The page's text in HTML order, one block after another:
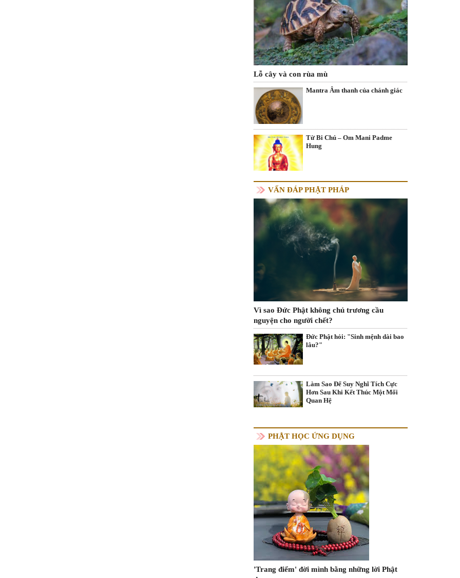
Lỗ cây và con rùa mù
Mantra Âm thanh của chánh giác
Từ Bi Chú – Om Mani Padme
Hung
VẤN ĐÁP PHẬT PHÁP
Vì sao Đức Phật không chủ trương cầu
nguyện cho người chết?
Đức Phật hỏi: "Sinh mệnh dài bao
lâu?"
Làm Sao Để Suy Nghĩ Tích Cực
Hơn Sau Khi Kết Thúc Một Mối
Quan Hệ
PHẬT HỌC ỨNG DỤNG
'Trang điểm' đời mình bằng những lời Phật